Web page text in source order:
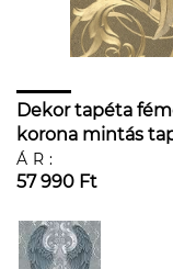
Dekor tapéta
korona mintás
ÁR:
57 990 Ft